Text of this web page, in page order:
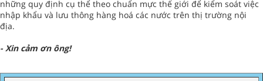
những quy định cụ thể theo chuẩn mực thế giới để kiểm soát việc
nhập khẩu và lưu thông hàng hoá các nước trên thị trường nội
địa.
- Xin cảm ơn ông!